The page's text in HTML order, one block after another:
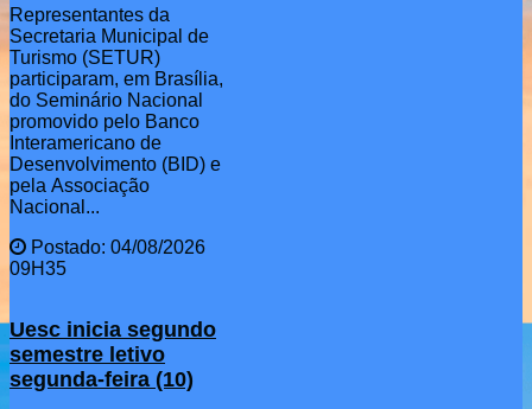
Representantes da
Secretaria Municipal de
Turismo (SETUR)
participaram, em Brasília,
do Seminário Nacional
promovido pelo Banco
Interamericano de
Desenvolvimento (BID) e
pela Associação
Nacional...
Postado: 04/08/2026
09H35
Uesc inicia segundo
semestre letivo
segunda-feira (10)